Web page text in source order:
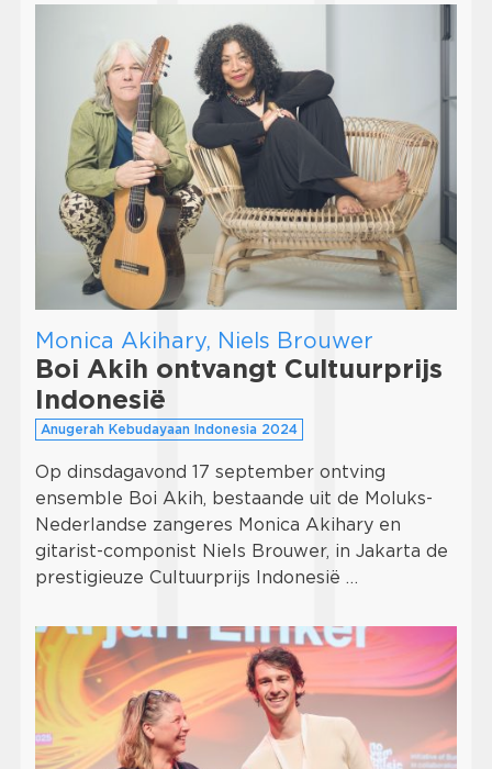
Monica Akihary, Niels Brouwer
Boi Akih ontvangt Cultuurprijs
Indonesië
Anugerah Kebudayaan Indonesia 2024
Op dinsdagavond 17 september ontving
ensemble Boi Akih, bestaande uit de Moluks-
Nederlandse zangeres Monica Akihary en
gitarist-componist Niels Brouwer, in Jakarta de
prestigieuze Cultuurprijs Indonesië …